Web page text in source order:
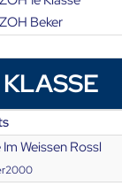
ZOH Beker
Weissen Rossl